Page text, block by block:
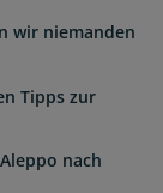
wir niemanden
Tipps zur
nach